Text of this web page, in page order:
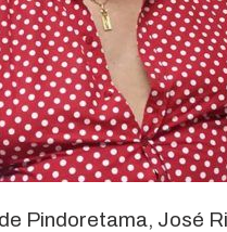
Pindoretama, José